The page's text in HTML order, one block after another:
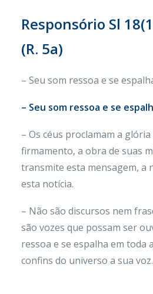
Responsório Sl
(R. 5a)
– Seu som ressoa e se
– Seu som ressoa e se
– Os céus proclamam a
firmamento, a obra de suas
transmite esta mensagem, a
esta notícia.
– Não são discursos nem
são vozes que possam ser
ressoa e se espalha em toda
confins do universo a sua voz.